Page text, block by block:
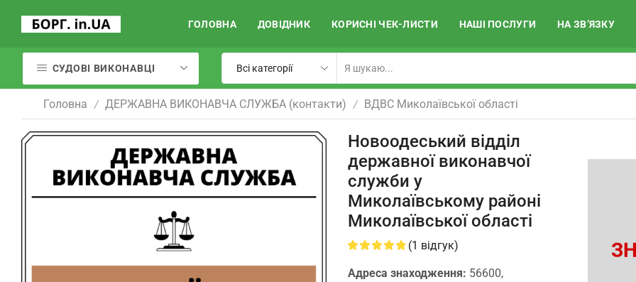
ГОЛОВНА ДОВІДНИК КОРИСНІ ЧЕК-ЛИСТИ НАШІ ПОСЛУГИ НА ЗВ’ЯЗКУ
СУДОВІ ВИКОНАВЦІ
Головна / ДЕРЖАВНА ВИКОНАВЧА СЛУЖБА (контакти) / ВДВС Миколаївської області
Новоодеський відділ
державної виконавчої
служби у
Миколаївському районі
Миколаївської області
(1 відгук)
Адреса знаходження: 56600,